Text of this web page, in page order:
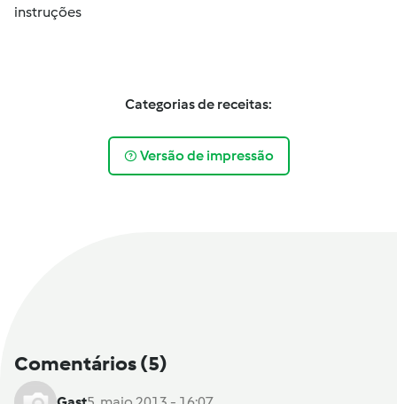
instruções
Categorias de receitas:
Versão de impressão
Comentários(5)